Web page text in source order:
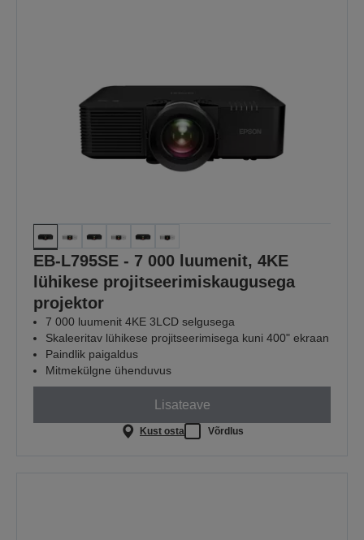
EB-L795SE - 7 000 luumenit, 4KE
lühikese projitseerimiskaugusega
projektor
7 000 luumenit 4KE 3LCD selgusega
Skaleeritav lühikese projitseerimisega kuni 400" ekraan
Paindlik paigaldus
Mitmekülgne ühenduvus
Lisateave
Kust osta Võrdlus